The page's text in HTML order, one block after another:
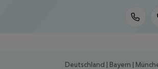
Deutschland | Bayern |